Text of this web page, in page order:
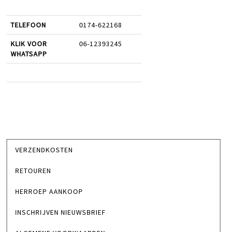
TELEFOON 0174-622168
KLIK VOOR
WHATSAPP
06-12393245
VERZENDKOSTEN
RETOUREN
HERROEP AANKOOP
INSCHRIJVEN NIEUWSBRIEF